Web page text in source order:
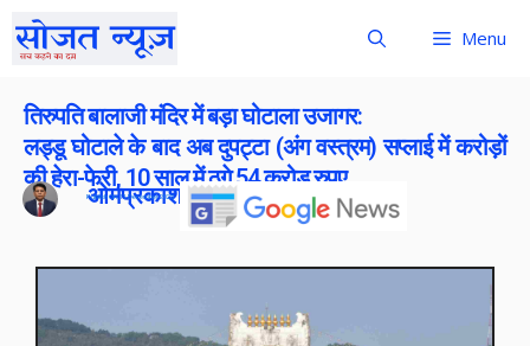
Menu
तिरुपति बालाजी मंदिर में बड़ा घोटाला उजागर:
लड्डू घोटाले के बाद अब दुपट्टा (अंग वस्त्रम) सप्लाई में करोड़ों
की हेरा-फेरी, 10 साल में ठगे 54 करोड़ रुपए
ओमप्रकाश बोराना
Publish On: 11 December 2025